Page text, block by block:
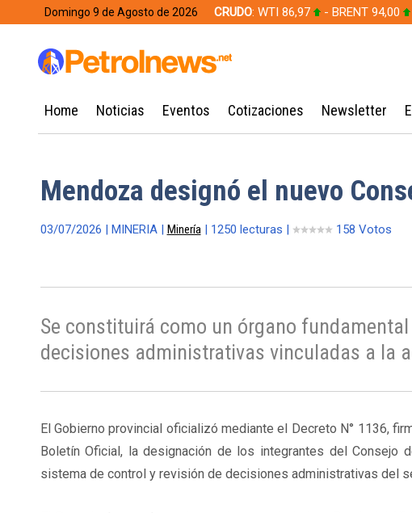
Domingo 9 de Agosto de 2026 CRUDO: WTI 86,97 - BRENT 94,00
Home Noticias Eventos Cotizaciones Newsletter
Mendoza designó el nuevo
03/07/2026 | MINERIA | Minería| 1250 lecturas | 158 Votos
Se constituirá como un órgano
decisiones administrativas vinculadas a la
El Gobierno provincial oficializó mediante el Decreto N° 1136,
Boletín Oficial, la designación de los integrantes del Consejo
sistema de control y revisión de decisiones administrativas del